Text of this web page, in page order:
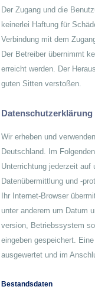
Der Zugang und die
keinerlei Haftung für
Verbindung mit dem
Der Betreiber übernimmt
erreicht werden. Der
guten Sitten verstoßen.
Datenschutzerklärung
Wir erheben und
Deutschland. Im
Unterrichtung jederzeit auf
Datenübermittlung und -
Ihr Internet-Browser
unter anderem um Datum
version, Betriebssystem
eingeben gespeichert.
ausgewertet und im
Bestandsdaten